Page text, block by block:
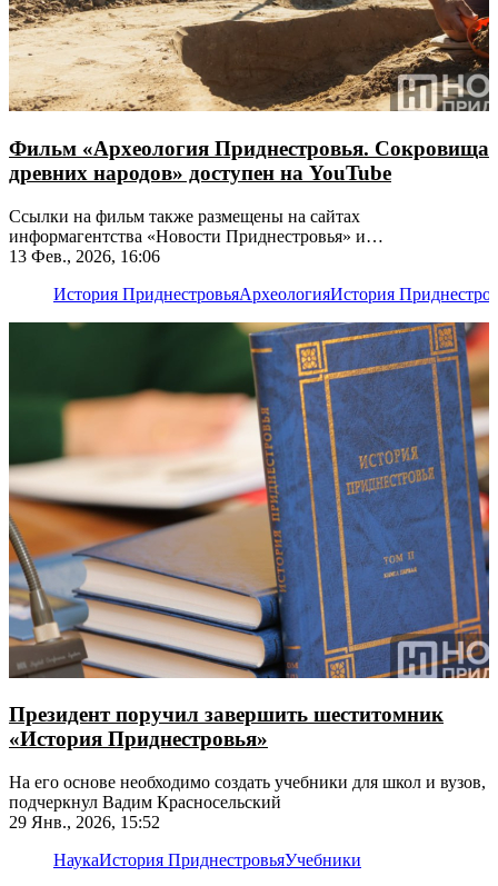
Фильм «Археология Приднестровья. Сокровища
древних народов» доступен на YouTube
Ссылки на фильм также размещены на сайтах
информагентства «Новости Приднестровья» и
Приднестровского исторического портала
13 Фев., 2026, 16:06
История ПриднестровьяАрхеологияИстория
Президент поручил завершить шеститомник
«История Приднестровья»
На его основе необходимо создать учебники для школ и вузов,
подчеркнул Вадим Красносельский
29 Янв., 2026, 15:52
НаукаИстория ПриднестровьяУчебники